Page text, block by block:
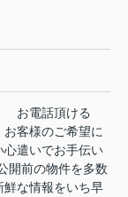
お電話頂ける
客様のご希望に
心遣いでお手伝い
開前の物件を多数
鮮な情報をいち早